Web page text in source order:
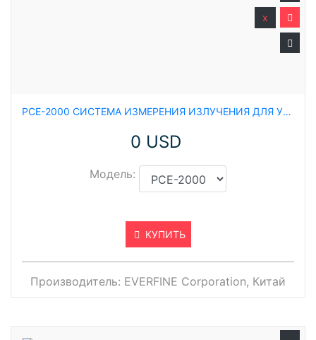
PCE-2000 СИСТЕМА ИЗМЕРЕНИЯ ИЗЛУЧЕНИЯ ДЛЯ УФ СВЕТОДИОДОВ И МОДУЛЕЙ
0 USD
Модель:
КУПИТЬ
x
Производитель: EVERFINE Corporation, Китай